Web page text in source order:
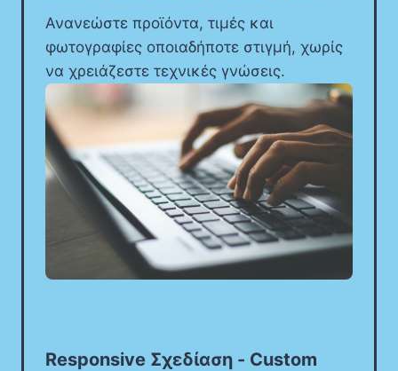
Ανανεώστε προϊόντα, τιμές και
φωτογραφίες οποιαδήποτε στιγμή, χωρίς
να χρειάζεστε τεχνικές γνώσεις.
Responsive Σχεδίαση - Custom